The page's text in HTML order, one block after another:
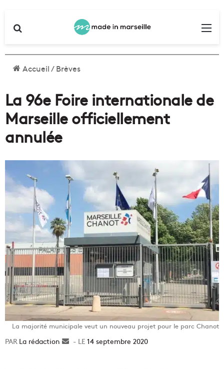
Accueil/Brèves
La 96e Foire internationale de
Marseille officiellement
annulée
La majorité municipale veut un nouveau projet pour le parc Chanot
La rédaction
Envoyer14 septembre 2020